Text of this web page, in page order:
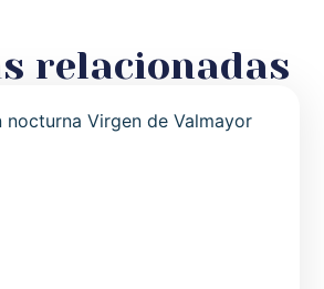
relacionadas